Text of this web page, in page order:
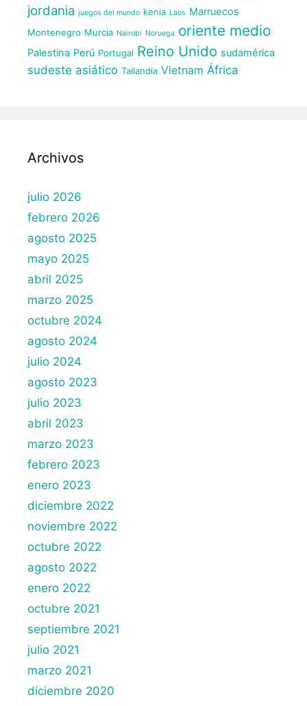
jordania juegos del mundo kenia Laos Marruecos
Montenegro Murcia Nairobi Noruega oriente medio
Palestina Perú Portugal Reino Unido sudamérica
sudeste asiático Tailandia Vietnam África
Archivos
julio 2026
febrero 2026
agosto 2025
mayo 2025
abril 2025
marzo 2025
octubre 2024
agosto 2024
julio 2024
agosto 2023
julio 2023
abril 2023
marzo 2023
febrero 2023
enero 2023
diciembre 2022
noviembre 2022
octubre 2022
agosto 2022
enero 2022
octubre 2021
septiembre 2021
julio 2021
marzo 2021
diciembre 2020